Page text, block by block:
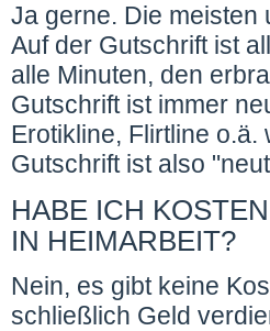
Ja gerne. Die meisten
Auf der Gutschrift ist
alle Minuten, den
Gutschrift ist immer
Erotikline, Flirtline
Gutschrift ist also
HABE ICH
IN HEIMARBEIT?
Nein, es gibt keine
schließlich Geld